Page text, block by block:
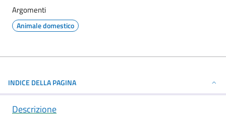
Argomenti
Animale domestico
INDICE DELLA PAGINA
Descrizione